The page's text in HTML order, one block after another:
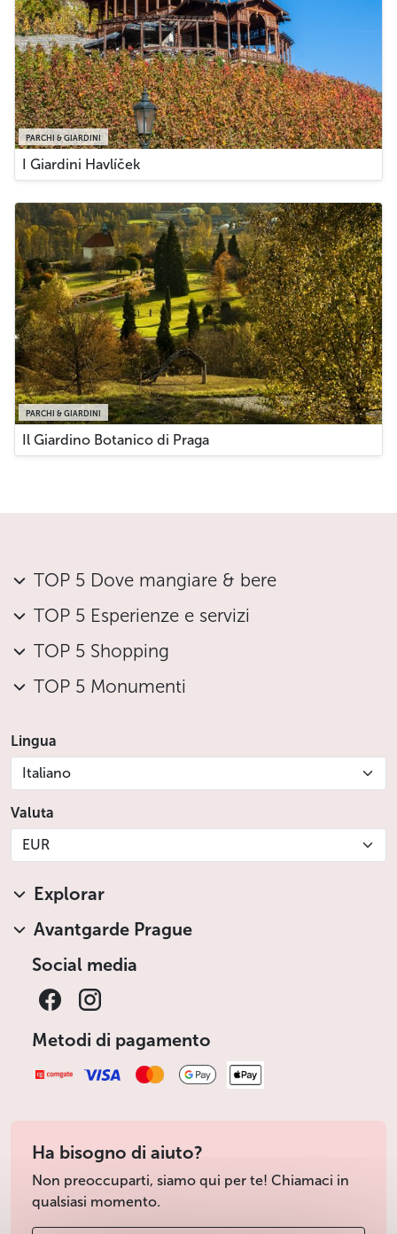
PARCHI & GIARDINI
I Giardini Havlíček
PARCHI & GIARDINI
Il Giardino Botanico di Praga
TOP 5 Dove mangiare & bere
TOP 5 Esperienze e servizi
TOP 5 Shopping
TOP 5 Monumenti
Lingua
Italiano
Valuta
EUR
Explorar
Avantgarde Prague
Social media
Metodi di pagamento
Ha bisogno di aiuto?
Non preoccuparti, siamo qui per te! Chiamaci in
qualsiasi momento.